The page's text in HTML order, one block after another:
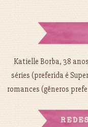
Katielle Borba, 38
séries (preferida é
romances (gêneros